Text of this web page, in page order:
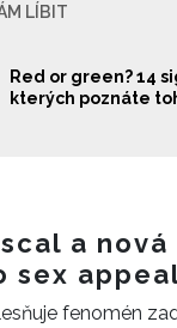
LÍBIT
Red or green? 14
kterých poznáte
a nová
sex
fenomén